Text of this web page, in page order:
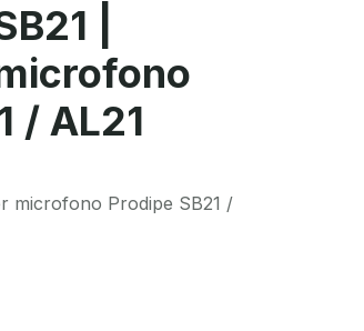
|
/ AL21
microfono Prodipe SB21 /